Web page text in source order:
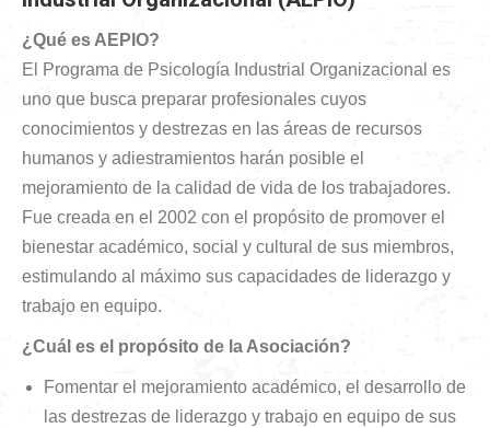
¿Qué es AEPIO?
El Programa de Psicología Industrial Organizacional es
uno que busca preparar profesionales cuyos
conocimientos y destrezas en las áreas de recursos
humanos y adiestramientos harán posible el
mejoramiento de la calidad de vida de los trabajadores.
Fue creada en el 2002 con el propósito de promover el
bienestar académico, social y cultural de sus miembros,
estimulando al máximo sus capacidades de liderazgo y
trabajo en equipo.
¿Cuál es el propósito de la Asociación?
Fomentar el mejoramiento académico, el desarrollo de
las destrezas de liderazgo y trabajo en equipo de sus